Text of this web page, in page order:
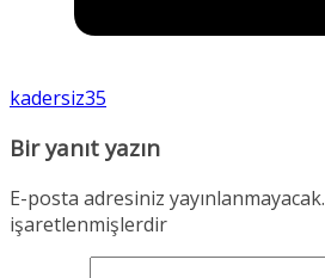
kadersiz35
Bir yanıt yazın
E-posta adresiniz yayınlanmayacak.
işaretlenmişlerdir